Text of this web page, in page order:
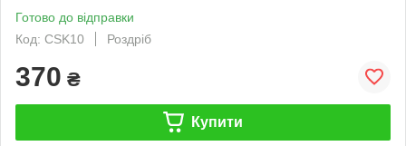
Готово до відправки
Код: CSK10
Роздріб
370 ₴
Купити